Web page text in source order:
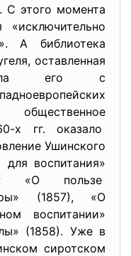
С этого момента
А библиотека
оставленная
его с
общественное
х гг. оказало
Ушинского
воспитания»
«О пользе
(1857), «О
воспитании»
(1858). Уже в
сиротском